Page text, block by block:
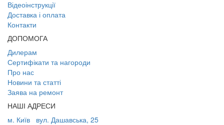
Відеоінструкції
Доставка і оплата
Контакти
ДОПОМОГА
Дилерам
Сертифікати та нагороди
Про нас
Новини та статті
Заява на ремонт
НАШІ АДРЕСИ
м. Київ
вул. Дашавська, 25